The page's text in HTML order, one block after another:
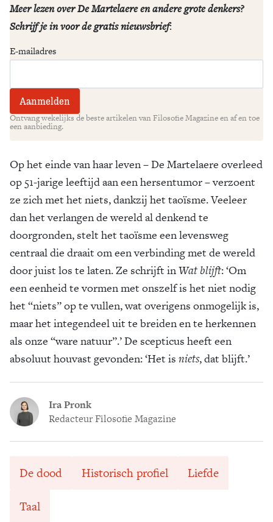
Meer lezen over De Martelaere en andere grote denkers?
Schrijf je in voor de gratis nieuwsbrief:
E-mailadres
Ontvang wekelijks de beste artikelen van Filosofie Magazine en af en toe
een aanbieding.
Op het einde van haar leven – De Martelaere overleed
op 51-jarige leeftijd aan een hersentumor – verzoent
ze zich met het niets, dankzij het taoïsme. Veeleer
dan het verlangen de wereld al denkend te
doorgronden, stelt het taoïsme een levensweg
centraal die draait om een verbinding met de wereld
door juist los te laten. Ze schrijft inWat blijft: ‘Om
een eenheid te vormen met onszelf is het niet nodig
het “niets” op te vullen, wat overigens onmogelijk is,
maar het integendeel uit te breiden en te herkennen
als onze “ware natuur”.’ De scepticus heeft een
absoluut houvast gevonden: ‘Het is niets, dat blijft.’
Ira Pronk
Redacteur Filosofie Magazine
De dood Historisch profiel Liefde
Taal